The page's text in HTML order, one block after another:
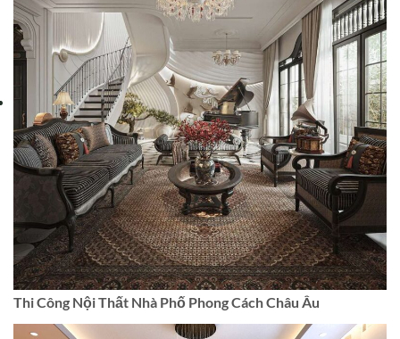
Thi Công Nội Thất Nhà Phố Phong Cách Châu Âu